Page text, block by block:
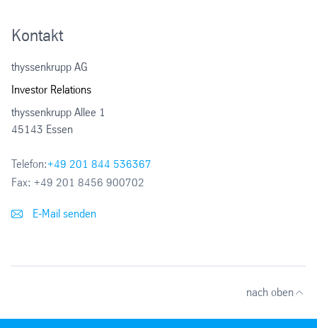
Kontakt
thyssenkrupp AG
Investor Relations
thyssenkrupp Allee 1
45143 Essen
Telefon:+49 201 844 536367
Fax: +49 201 8456 900702
E-Mail senden
nach oben